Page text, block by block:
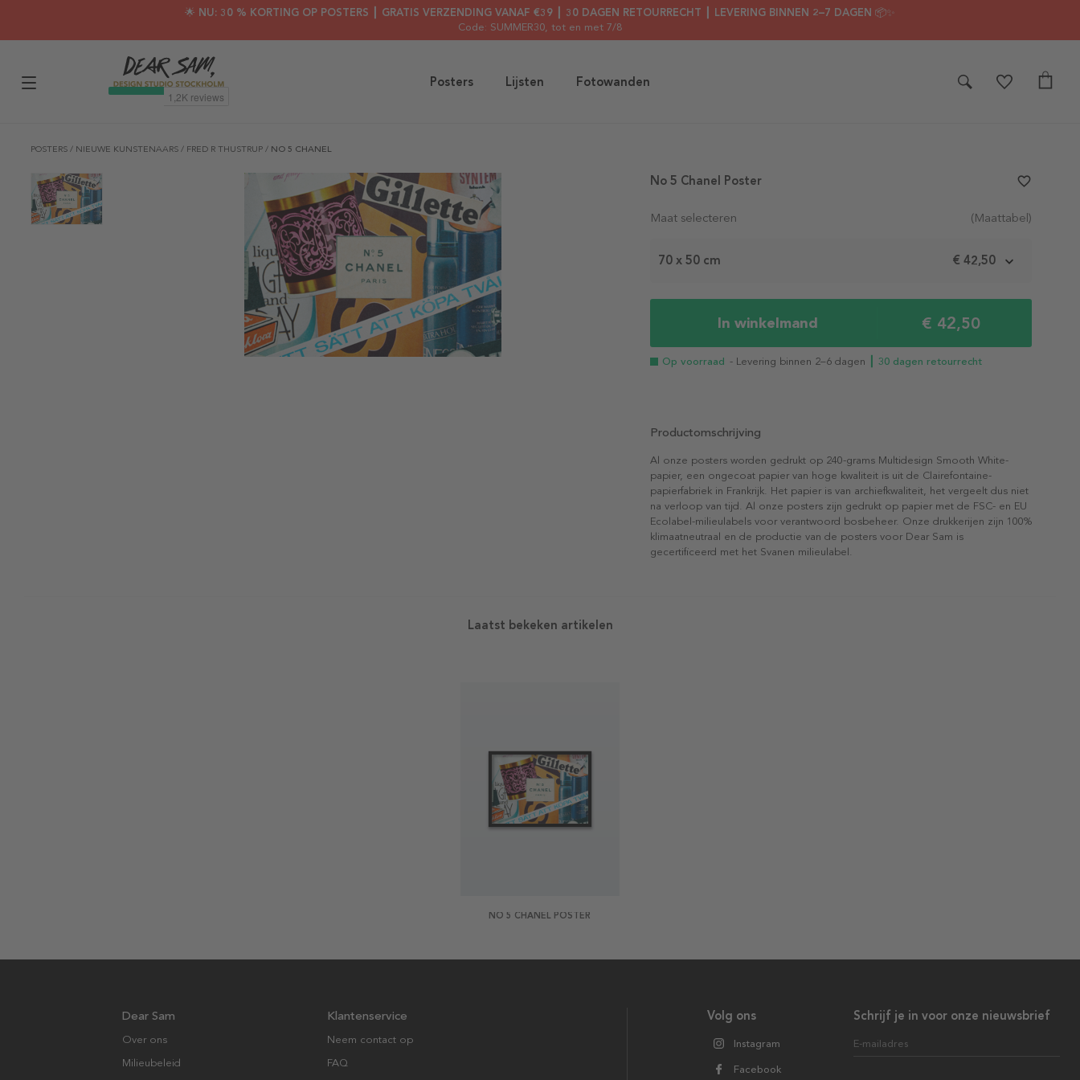
🌟 NU: 30 % KORTING OP POSTERS ┃ GRATIS VERZENDING VANAF €39 ┃ 30 DAGEN RETOURRECHT ┃ LEVERING BINNEN 2–7 DAGEN 📦✨
Code: SUMMER30, tot en met 7/8
Posters Lijsten Fotowanden
POSTERS / NIEUWE KUNSTENAARS / FRED R THUSTRUP / NO 5 CHANEL
Maat selecteren (Maattabel)
70 x 50 cm € 42,50
In winkelmand € 42,50
Op voorraad - Levering binnen 2–6 dagen ┃ 30 dagen retourrecht
No 5 Chanel Poster favorite_border
Productomschrijving
Al onze posters worden gedrukt op 240-grams Multidesign Smooth White-
papier, een ongecoat papier van hoge kwaliteit is uit de Clairefontaine-
papierfabriek in Frankrijk. Het papier is van archiefkwaliteit, het vergeelt dus niet
na verloop van tijd. Al onze posters zijn gedrukt op papier met de FSC- en EU
Ecolabel-milieulabels voor verantwoord bosbeheer. Onze drukkerijen zijn 100%
klimaatneutraal en de productie van de posters voor Dear Sam is
gecertificeerd met het Svanen milieulabel.
Laatst bekeken artikelen
NO 5 CHANEL POSTER
Schrijf je in voor onze nieuwsbrief
E-mailadres
Volg ons
Instagram
Facebook
Dear Sam
Over ons
Milieubeleid
Klantenservice
Neem contact op
FAQ